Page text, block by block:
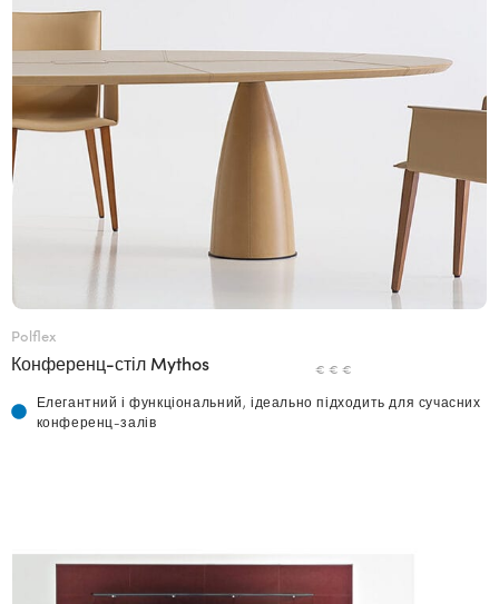
Polflex
Конференц-стіл Mythos € € €
Елегантний і функціональний, ідеально підходить для сучасних
конференц-залів